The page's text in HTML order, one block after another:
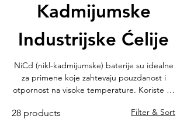
Kadmijumske
Industrijske Ćelije
NiCd (nikl-kadmijumske) baterije su idealne
za primene koje zahtevaju pouzdanost i
otpornost na visoke temperature. Koriste se
mernim uređajima i specijalnoj industrijskoj
28 products Filter & Sort